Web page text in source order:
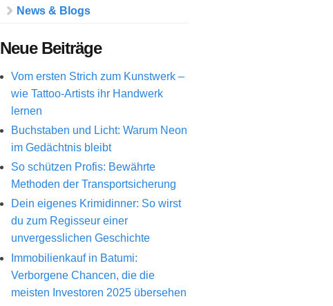
News & Blogs
Neue Beiträge
Vom ersten Strich zum Kunstwerk –
wie Tattoo-Artists ihr Handwerk
lernen
Buchstaben und Licht: Warum Neon
im Gedächtnis bleibt
So schützen Profis: Bewährte
Methoden der Transportsicherung
Dein eigenes Krimidinner: So wirst
du zum Regisseur einer
unvergesslichen Geschichte
Immobilienkauf in Batumi:
Verborgene Chancen, die die
meisten Investoren 2025 übersehen